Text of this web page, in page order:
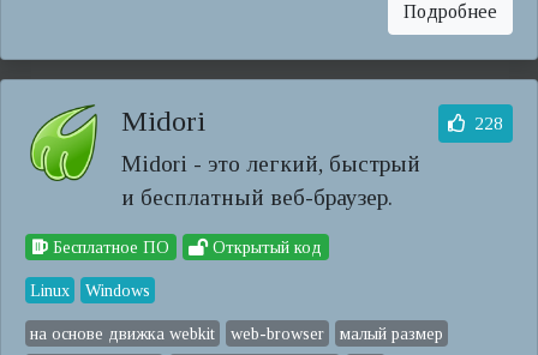
Подробнее
Midori
Midori - это легкий, быстрый
и бесплатный веб-браузер.
228
Бесплатное ПО Открытый код
Linux Windows
на основе движка webkit web-browser
малый размер